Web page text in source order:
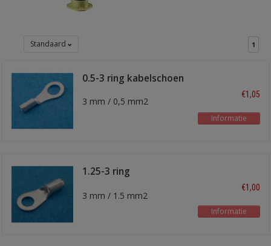
Standaard 1
0.5-3 ring kabelschoen
3 mm / 0,5 mm2
€1,05
Informatie
1.25-3 ring
3 mm / 1.5 mm2
€1,00
Informatie